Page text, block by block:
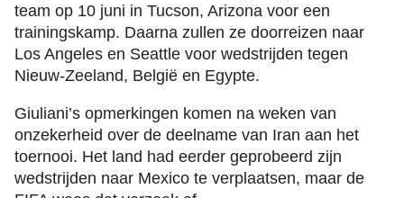
team op 10 juni in Tucson, Arizona voor een
trainingskamp. Daarna zullen ze doorreizen naar
Los Angeles en Seattle voor wedstrijden tegen
Nieuw-Zeeland, België en Egypte.
Giuliani’s opmerkingen komen na weken van
onzekerheid over de deelname van Iran aan het
toernooi. Het land had eerder geprobeerd zijn
wedstrijden naar Mexico te verplaatsen, maar de